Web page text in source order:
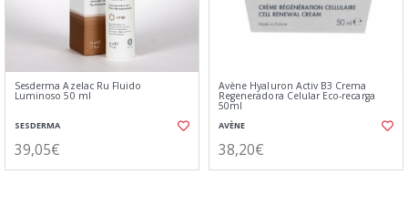
Sesderma Azelac Ru Fluido
Luminoso 50 ml
SESDERMA
39,05€
Avène Hyaluron Activ B3 Crema
Regeneradora Celular Eco-recarga
50ml
AVÈNE
38,20€